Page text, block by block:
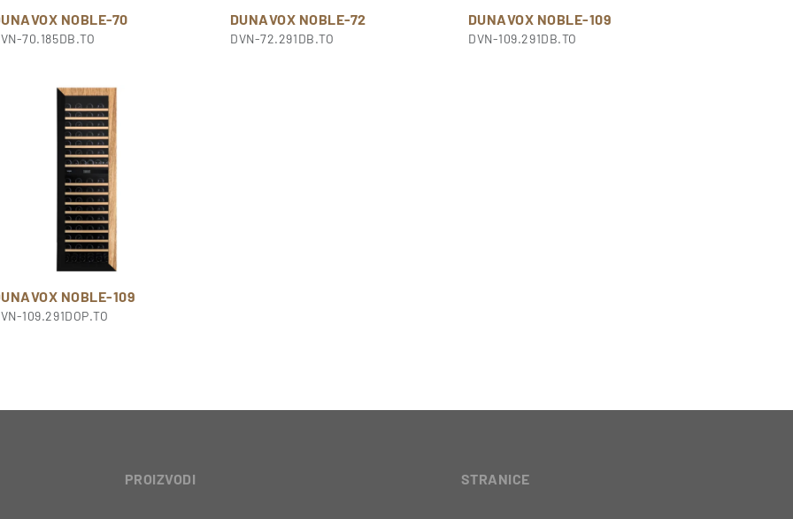
NOBLE-70
70.185DB.TO
DUNAVOX NOBLE-72
DVN-72.291DB.TO
DUNAVOX NOBLE-109
DVN-109.291DB.TO
NOBLE-109
109.291DOP.TO
PROIZVODI STRANICE